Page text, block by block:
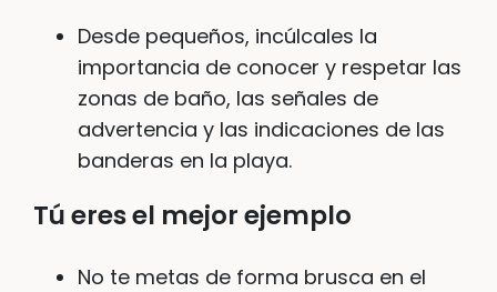
Desde pequeños, incúlcales la
importancia de conocer y respetar las
zonas de baño, las señales de
advertencia y las indicaciones de las
banderas en la playa.
Tú eres el mejor ejemplo
No te metas de forma brusca en el